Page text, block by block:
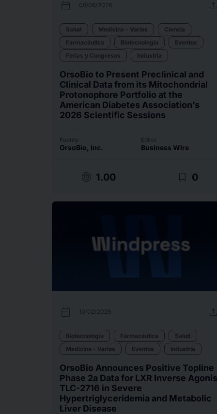
calendar_today 05/06/2026
Salud Medicina - Varios
Ciencia
Farmacéutica
Biotecnología
Eventos
Ferias y Congresos
Industria
OrsoBio to Present Preclinical and
Clinical Data from its Mitochondrial
Protonophore Portfolio at the
American Diabetes Association’s
2026 Scientific Sessions
Fuente
OrsoBio, Inc.
Editor
Business Wire
target 1.00 bookmark_border 0
calendar_today 10/02/2026
Biotecnología Farmacéutica
Salud
Medicina - Varios
Eventos Industria
OrsoBio Announces Positive Topline
Phase 2a Data for LXR Inverse
TLC-2716 in Severe
Hypertriglyceridemia and Metabolic
Liver Disease